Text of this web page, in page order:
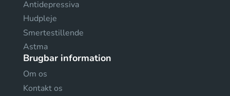
Antidepressiva
Hudpleje
Smertestillende
Astma
Brugbar information
Om os
Kontakt os